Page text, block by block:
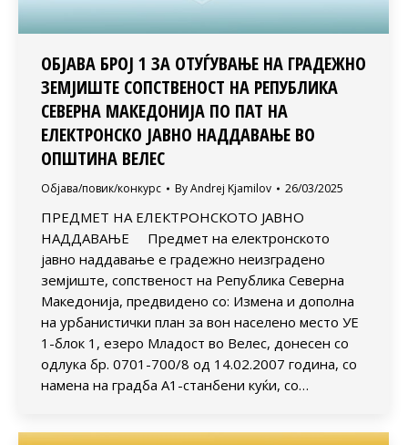
ОБЈАВА БРОЈ 1 ЗА ОТУЃУВАЊЕ НА ГРАДЕЖНО
ЗЕМЈИШТЕ СОПСТВЕНОСТ НА РЕПУБЛИКА
СЕВЕРНА МАКЕДОНИЈА ПО ПАТ НА
ЕЛЕКТРОНСКО ЈАВНО НАДДАВАЊЕ ВО
ОПШТИНА ВЕЛЕС
Објава/повик/конкурс ByAndrej Kjamilov 26/03/2025
ПРЕДМЕТ НА ЕЛЕКТРОНСКОТО ЈАВНО
НАДДАВАЊЕ Предмет на електронското
јавно наддавање е градежно неизградено
земјиште, сопственост на Република Северна
Македонија, предвидено со: Измена и дополна
на урбанистички план за вон населено место УЕ
1-блок 1, езеро Младост во Велес, донесен со
одлука бр. 0701-700/8 од 14.02.2007 година, со
намена на градба А1-станбени куќи, со…